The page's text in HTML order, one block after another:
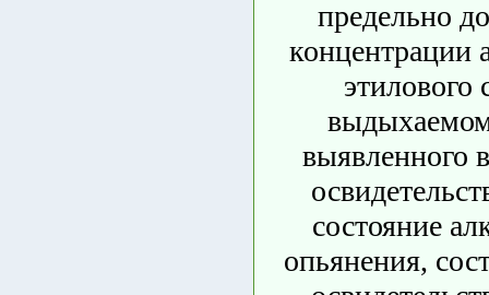
предельно
концентрации
этилового
выявленного
состояние
опьянения,